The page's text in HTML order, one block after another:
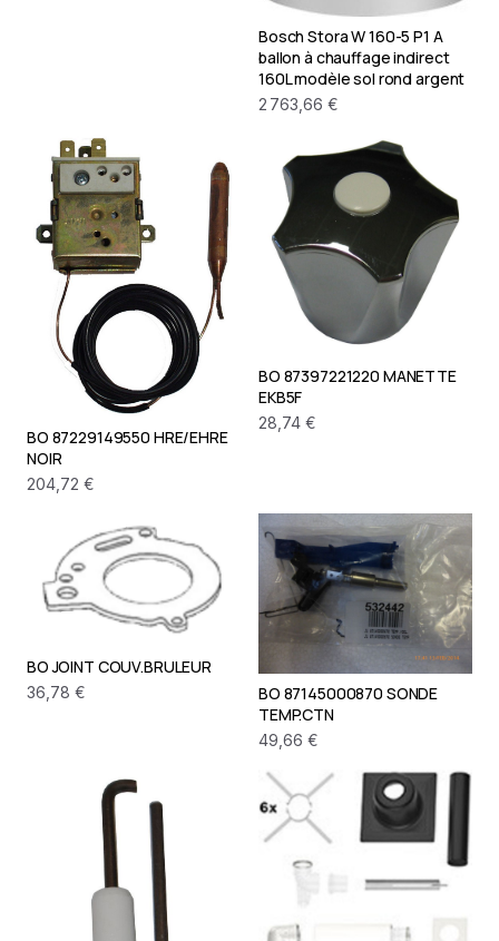
Bosch Stora W 160-5 P1 A
ballon à chauffage indirect
160L modèle sol rond argent
2 763,66 €
BO 87229149550 HRE/EHRE
NOIR
204,72 €
BO 87397221220 MANETTE
EKB5F
28,74 €
BO JOINT COUV.BRULEUR
36,78 €
BO 87145000870 SONDE
TEMP.CTN
49,66 €